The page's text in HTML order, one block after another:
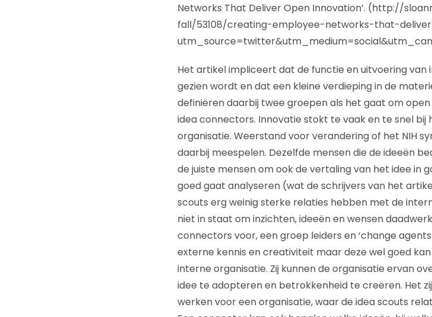
Networks That Deliver Open Innovation’. (http://
fall/53108/creating-employee-networks-that-
Het artikel impliceert dat de functie en uitvoering van
gezien wordt en dat een kleine verdieping in de
definiëren daarbij twee groepen als het gaat om
idea connectors. Innovatie stokt te vaak en te snel bij
organisatie. Weerstand voor verandering of het NIH
daarbij meespelen. Dezelfde mensen die de ideeën
de juiste mensen om ook de vertaling van het idee in
goed gaat analyseren (wat de schrijvers van het
scouts erg weinig sterke relaties hebben met de
niet in staat om inzichten, ideeën en wensen
connectors voor, een groep leiders en ‘change
externe kennis en creativiteit maar deze wel goed
interne organisatie. Zij kunnen de organisatie ervan
idee te adopteren en betrokkenheid te creëren. Het
werken voor een organisatie, waar de idea scouts